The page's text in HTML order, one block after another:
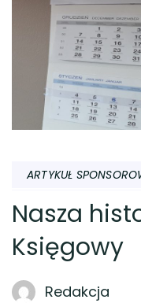
ARTYKUŁ
Nasza
Księgowy
Redakcja